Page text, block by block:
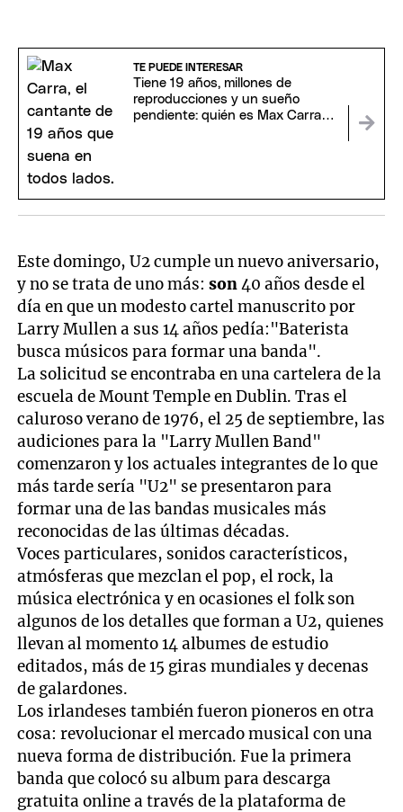
TE PUEDE INTERESAR
Tiene 19 años, millones de
reproducciones y un sueño
pendiente: quién es Max Carra,
Este domingo, U2 cumple un nuevo aniversario,
y no se trata de uno más:son40 años desde el
día en que un modesto cartel manuscrito por
Larry Mullen a sus 14 años pedía:"Baterista
busca músicos para formar una banda".
La solicitud se encontraba en una cartelera de la
escuela de Mount Temple en Dublin. Tras el
caluroso verano de 1976, el 25 de septiembre, las
audiciones para la "Larry Mullen Band"
comenzaron y los actuales integrantes de lo que
más tarde sería "U2" se presentaron para
formar una de las bandas musicales más
reconocidas de las últimas décadas.
Voces particulares, sonidos característicos,
atmósferas que mezclan el pop, el rock, la
música electrónica y en ocasiones el folk son
algunos de los detalles que forman a U2, quienes
llevan al momento 14 albumes de estudio
editados, más de 15 giras mundiales y decenas
de galardones.
Los irlandeses también fueron pioneros en otra
cosa: revolucionar el mercado musical con una
nueva forma de distribución. Fue la primera
banda que colocó su album para descarga
gratuita online a través de la plataforma de